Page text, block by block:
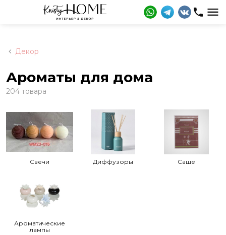
Декор
Ароматы для дома
204 товара
Свечи Диффузоры Саше
Ароматические
лампы